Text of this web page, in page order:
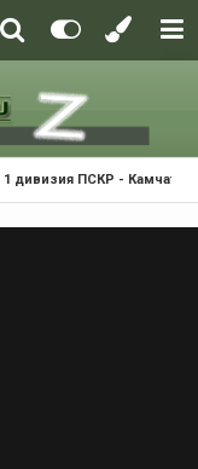
1 дивизия ПСКР - Камчатка